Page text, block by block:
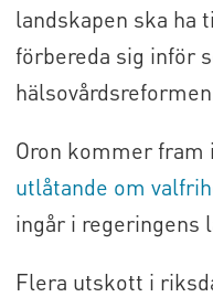
landskapen ska
förbereda sig inför
Oron kommer fram i
utlåtande om
ingår i regeringens
Flera utskott i